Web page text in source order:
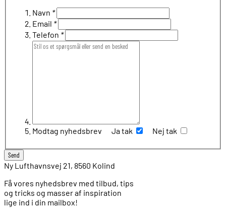
Navn *
Email *
Telefon *
Modtag nyhedsbrev Ja tak Nej tak
Ny Lufthavnsvej 21, 8560 Kolind
Få vores nyhedsbrev med tilbud, tips
og tricks og masser af inspiration
lige ind i din mailbox!